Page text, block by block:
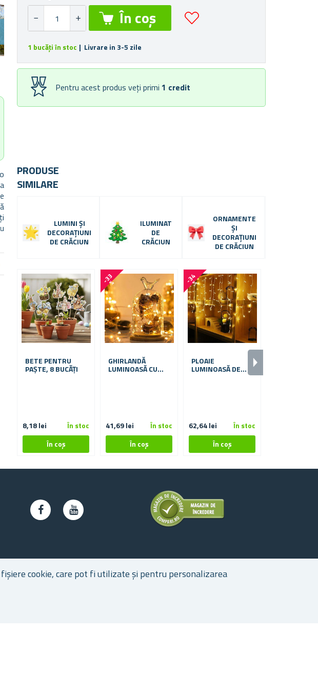
cookie, care pot fi utilizate și pentru personalizarea
1 bucăți în stoc | Livrare in 3-5 zile
Pentru acest produs veți primi 1 credit
PRODUSE
SIMILARE
LUMINI ȘI
DECORAȚIUNI
DE CRĂCIUN
ILUMINAT
DE
CRĂCIUN
ORNAMENTE
ȘI
DECORAȚIUNI
DE CRĂCIUN
BETE PENTRU
PAȘTE, 8 BUCĂȚI
8,18 lei În stoc
-
3
3
%
GHIRLANDĂ
LUMINOASĂ CU
41,69 lei În stoc
-
3
4
%
PLOAIE
LUMINOASĂ DE
62,64 lei În stoc